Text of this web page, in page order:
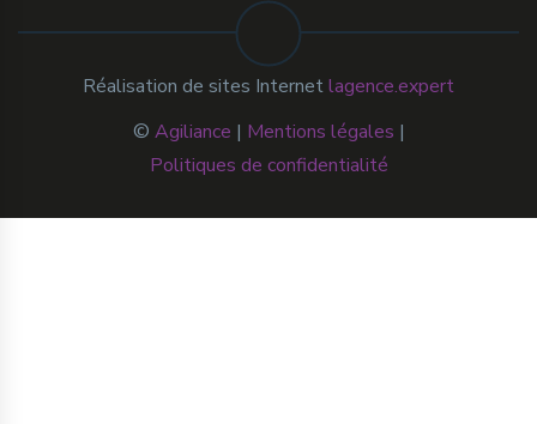
© Agiliance | Mentions légales |
Politiques de confidentialité
Réalisation de sites Internetlagence.expert